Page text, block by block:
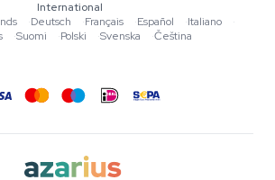
International
·Deutsch ·Français ·Español ·Italiano
·
·Suomi ·Polski ·Svenska ·Čeština